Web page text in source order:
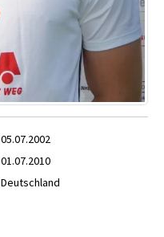
05.07.2002
01.07.2010
Deutschland